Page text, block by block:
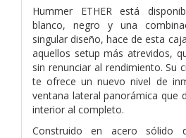
Hummer ETHER está
blanco, negro y una
singular diseño, hace de esta
aquellos setup más atrevidos,
sin renunciar al rendimiento. Su
te ofrece un nuevo nivel de
ventana lateral panorámica que
interior al completo.
Construido en acero sólido